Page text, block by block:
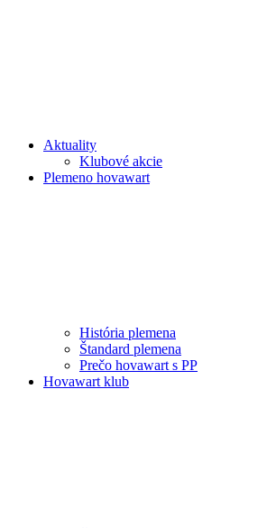
Aktuality
Klubové akcie
Plemeno hovawart
História plemena
Štandard plemena
Prečo hovawart s PP
Hovawart klub